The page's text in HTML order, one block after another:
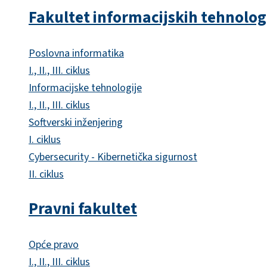
Fakultet informacijskih
Poslovna informatika
I., II., III. ciklus
Informacijske tehnologije
I., II., III. ciklus
Softverski inženjering
I. ciklus
Cybersecurity - Kibernetička sigurnost
II. ciklus
Pravni fakultet
Opće pravo
I., II., III. ciklus